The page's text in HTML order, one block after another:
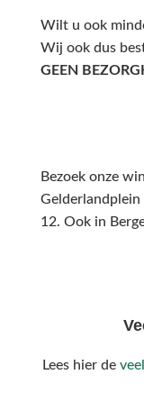
Wilt u ook
Wij ook dus
GEEN
Bezoek onze
12. Ook in
Lees hier de